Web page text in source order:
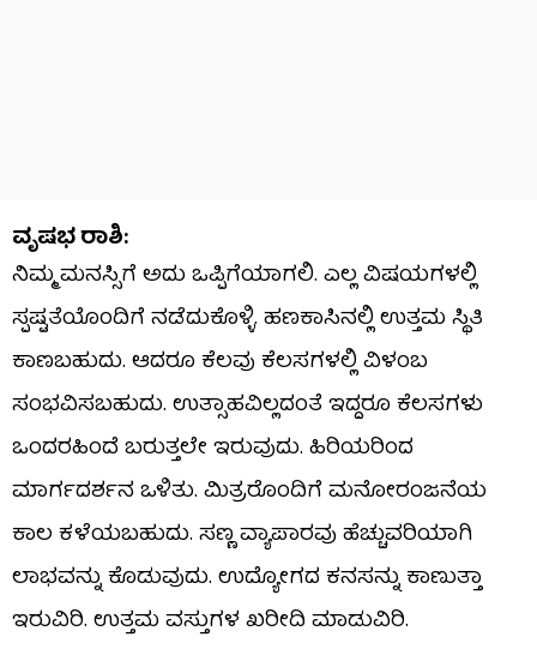
ವೃಷಭ ರಾಶಿ:
ನಿಮ್ಮ ಮನಸ್ಸಿಗೆ ಅದು ಒಪ್ಪಿಗೆಯಾಗಲಿ. ಎಲ್ಲ ವಿಷಯಗಳಲ್ಲಿ
ಸ್ಪಷ್ಟತೆಯೊಂದಿಗೆ ನಡೆದುಕೊಳ್ಳಿ. ಹಣಕಾಸಿನಲ್ಲಿ ಉತ್ತಮ ಸ್ಥಿತಿ
ಕಾಣಬಹುದು. ಆದರೂ ಕೆಲವು ಕೆಲಸಗಳಲ್ಲಿ ವಿಳಂಬ
ಸಂಭವಿಸಬಹುದು. ಉತ್ಸಾಹವಿಲ್ಲದಂತೆ ಇದ್ದರೂ ಕೆಲಸಗಳು
ಒಂದರಹಿಂದೆ ಬರುತ್ತಲೇ ಇರುವುದು. ಹಿರಿಯರಿಂದ
ಮಾರ್ಗದರ್ಶನ ಒಳಿತು. ಮಿತ್ರರೊಂದಿಗೆ ಮನೋರಂಜನೆಯ
ಕಾಲ ಕಳೆಯಬಹುದು. ಸಣ್ಣ ವ್ಯಾಪಾರವು ಹೆಚ್ಚುವರಿಯಾಗಿ
ಲಾಭವನ್ನು ಕೊಡುವುದು. ಉದ್ಯೋಗದ ಕನಸನ್ನು ಕಾಣುತ್ತಾ
ಇರುವಿರಿ. ಉತ್ತಮ‌ ವಸ್ತುಗಳ ಖರೀದಿ ಮಾಡುವಿರಿ.